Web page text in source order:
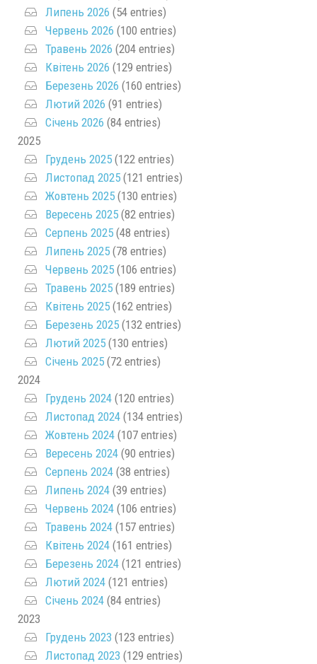
Липень 2026 (54 entries)
Червень 2026 (100 entries)
Травень 2026 (204 entries)
Квітень 2026 (129 entries)
Березень 2026 (160 entries)
Лютий 2026 (91 entries)
Січень 2026 (84 entries)
2025
Грудень 2025 (122 entries)
Листопад 2025 (121 entries)
Жовтень 2025 (130 entries)
Вересень 2025 (82 entries)
Серпень 2025 (48 entries)
Липень 2025 (78 entries)
Червень 2025 (106 entries)
Травень 2025 (189 entries)
Квітень 2025 (162 entries)
Березень 2025 (132 entries)
Лютий 2025 (130 entries)
Січень 2025 (72 entries)
2024
Грудень 2024 (120 entries)
Листопад 2024 (134 entries)
Жовтень 2024 (107 entries)
Вересень 2024 (90 entries)
Серпень 2024 (38 entries)
Липень 2024 (39 entries)
Червень 2024 (106 entries)
Травень 2024 (157 entries)
Квітень 2024 (161 entries)
Березень 2024 (121 entries)
Лютий 2024 (121 entries)
Січень 2024 (84 entries)
2023
Грудень 2023 (123 entries)
Листопад 2023 (129 entries)